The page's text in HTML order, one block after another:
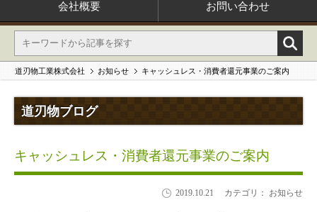
会社概要 お問い合わせ
道刃物工業株式会社 お知らせ キャッシュレス・消費者還元事業のご案内
道刃物ブログ
キャッシュレス・消費者還元事業のご案内
2019.10.21 カテゴリ： お知らせ